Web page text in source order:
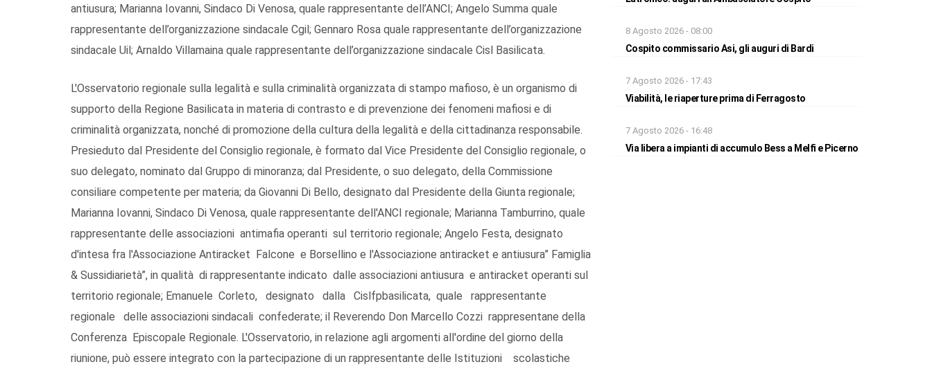
antiusura; Marianna Iovanni, Sindaco Di Venosa, quale rappresentante dell’ANCI; Angelo Summa quale
rappresentante dell’organizzazione sindacale Cgil; Gennaro Rosa quale rappresentante dell’organizzazione
sindacale Uil; Arnaldo Villamaina quale rappresentante dell’organizzazione sindacale Cisl Basilicata.
L'Osservatorio regionale sulla legalità e sulla criminalità organizzata di stampo mafioso, è un organismo di
supporto della Regione Basilicata in materia di contrasto e di prevenzione dei fenomeni mafiosi e di
criminalità organizzata, nonché di promozione della cultura della legalità e della cittadinanza responsabile.
Presieduto dal Presidente del Consiglio regionale, è formato dal Vice Presidente del Consiglio regionale, o
suo delegato, nominato dal Gruppo di minoranza; dal Presidente, o suo delegato, della Commissione
consiliare competente per materia; da Giovanni Di Bello, designato dal Presidente della Giunta regionale;
Marianna Iovanni, Sindaco Di Venosa, quale rappresentante dell'ANCI regionale; Marianna Tamburrino, quale
rappresentante delle associazioni antimafia operanti sul territorio regionale; Angelo Festa, designato
d'intesa fra l'Associazione Antiracket Falcone e Borsellino e l'Associazione antiracket e antiusura” Famiglia
& Sussidiarietà”, in qualità di rappresentante indicato dalle associazioni antiusura e antiracket operanti sul
territorio regionale; Emanuele Corleto, designato dalla Cislfpbasilicata, quale rappresentante
regionale delle associazioni sindacali confederate; il Reverendo Don Marcello Cozzi rappresentane della
Conferenza Episcopale Regionale. L'Osservatorio, in relazione agli argomenti all'ordine del giorno della
riunione, può essere integrato con la partecipazione di un rappresentante delle Istituzioni scolastiche
8 Agosto 2026 - 08:00
Cospito commissario Asi, gli auguri di Bardi
7 Agosto 2026 - 17:43
Viabilità, le riaperture prima di Ferragosto
7 Agosto 2026 - 16:48
Via libera a impianti di accumulo Bess a Melfi e Picerno